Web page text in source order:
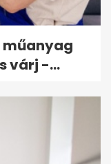
műanyag
várj -...